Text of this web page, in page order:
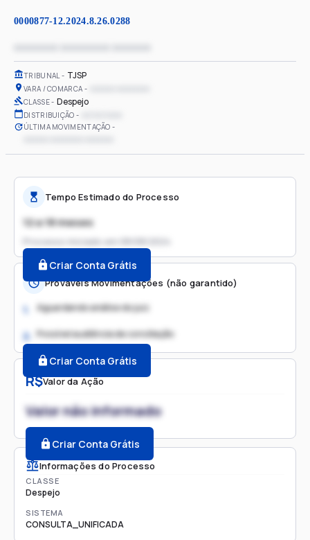
0000877-12.2024.8.26.0288
TRIBUNAL TJSP
VARA / COMARCA
CLASSE Despejo
DISTRIBUIÇÃO
ÚLTIMA MOVIMENTAÇÃO
R$Valor da Ação
Valor não informado
Criar Conta Grátis
Informações do Processo
CLASSE
Despejo
SISTEMA
CONSULTA_UNIFICADA
Tempo Estimado do Processo
12 a 18 meses
Processo iniciado em
Criar Conta Grátis
Prováveis Movimentações (não garantido)
1. Aguardando análise do juiz
2. Possível audiência de conciliação
Criar Conta Grátis